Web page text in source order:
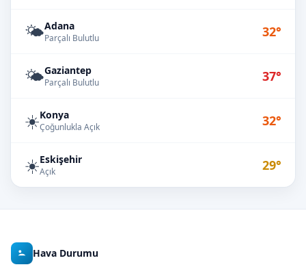
🌤️Adana
Parçalı Bulutlu 32°
🌤️Gaziantep
Parçalı Bulutlu 37°
☀️Konya
Çoğunlukla Açık 32°
☀️Eskişehir
Açık 29°
Hava Durumu